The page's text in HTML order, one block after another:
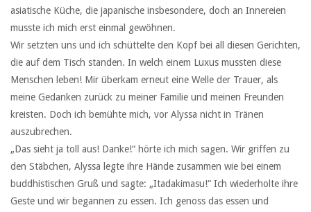
asiatische Küche, die japanische insbesondere, doch an Innereien
musste ich mich erst einmal gewöhnen.
Wir setzten uns und ich schüttelte den Kopf bei all diesen Gerichten,
die auf dem Tisch standen. In welch einem Luxus mussten diese
Menschen leben! Mir überkam erneut eine Welle der Trauer, als
meine Gedanken zurück zu meiner Familie und meinen Freunden
kreisten. Doch ich bemühte mich, vor Alyssa nicht in Tränen
auszubrechen.
„Das sieht ja toll aus! Danke!“ hörte ich mich sagen. Wir griffen zu
den Stäbchen, Alyssa legte ihre Hände zusammen wie bei einem
buddhistischen Gruß und sagte: „Itadakimasu!“ Ich wiederholte ihre
Geste und wir begannen zu essen. Ich genoss das essen und